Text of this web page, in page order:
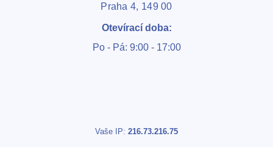
Vaše IP: 216.73.216.75
Praha 4, 149 00
Otevírací doba:
Po - Pá: 9:00 - 17:00